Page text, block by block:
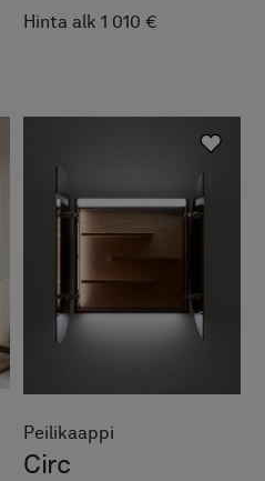
Hinta alk 1 010 €
Peilikaappi
Circ